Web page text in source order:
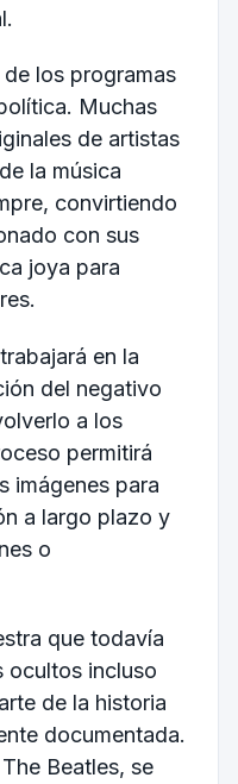
los programas
Muchas
de artistas
la música
convirtiendo
con sus
joya para
en la
del negativo
a los
permitirá
imágenes para
a largo plazo y
o
que todavía
ocultos incluso
de la historia
documentada.
Beatles, se